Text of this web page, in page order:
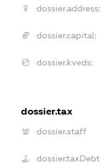
dossier.address:
dossier.capital:
dossier.kveds:
dossier.tax
dossier.staff
dossier.taxDebt